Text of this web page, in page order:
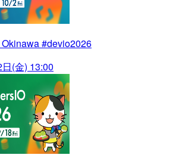
#devio2026
(金) 13:00